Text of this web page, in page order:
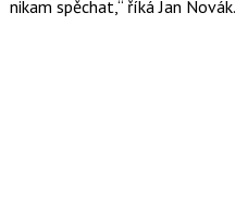
nikam spěchat, říká Jan Novák.